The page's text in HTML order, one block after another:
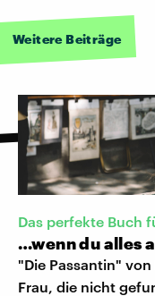
Weitere Beiträge
Das perfekte Buch
…wenn du alles
"Die Passantin"
Frau, die nicht